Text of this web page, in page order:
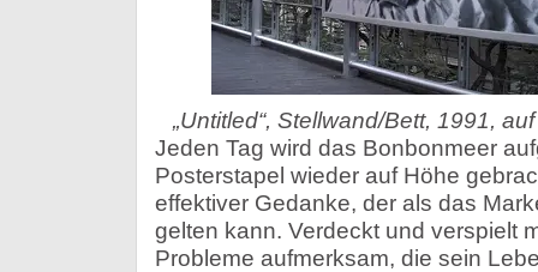
„Untitled“, Stellwand/Bett, 1991,
Jeden Tag wird das Bonbonmeer
Posterstapel wieder auf Höhe
effektiver Gedanke, der als das
gelten kann. Verdeckt und verspielt
Probleme aufmerksam, die sein